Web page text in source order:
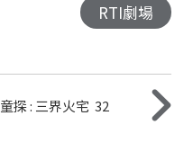
RTI劇場
童探 : 三界火宅 32